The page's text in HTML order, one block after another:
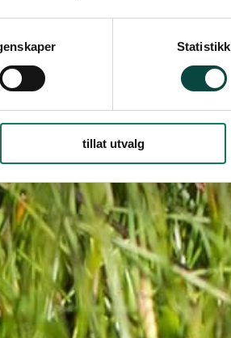
Statistikk
tillat utvalg